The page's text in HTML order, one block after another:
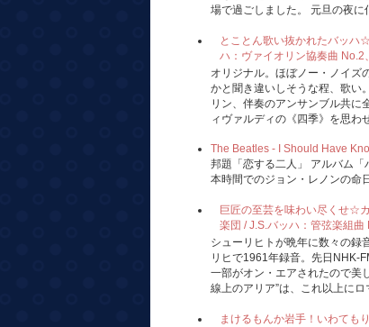
場で過ごしました。 元旦の夜に
とことん歌い抜かれたバッハ
ハ：ヴァイオリン協奏曲
オリジナル。ほぼノー・ノイズ
かと聞き違いしそうな程、歌い
リン、伴奏のアンサンブル共に
ィヴァルディの《四季》を思わ
The Beatles - I Should Have
邦題「恋する二人」 アルバム
本時間でのジョン・レノンの命
巨匠の至芸を味わい尽くせ☆
楽団 / J.S.バッハ：管弦楽組
シューリヒトが晩年に数々の録
リヒで1961年録音。先日NHK-
一部がオン・エアされたので美
線上のアリア”は、これ以上に
まけるもんか岩手！いわても